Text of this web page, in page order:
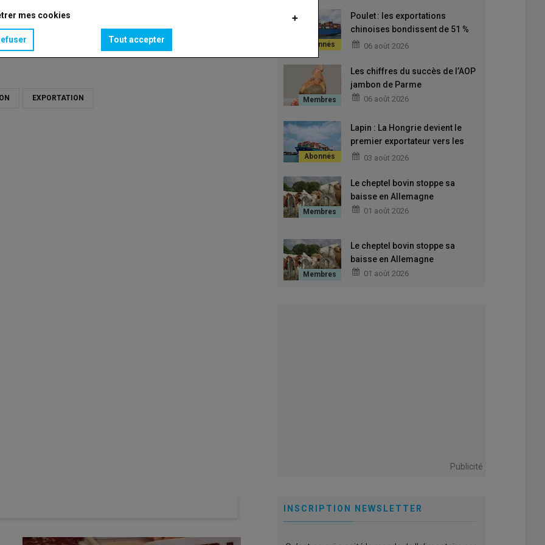
EXPORTATION
Poulet : les exportations
chinoises bondissent de 51 %
début 2026
06 août 2026
Les chiffres du succès de l’AOP
jambon de Parme
06 août 2026
Lapin : La Hongrie devient le
premier exportateur vers les
pays-tiers
03 août 2026
Le cheptel bovin stoppe sa
baisse en Allemagne
01 août 2026
Le cheptel bovin stoppe sa
baisse en Allemagne
01 août 2026
Publicité
INSCRIPTION NEWSLETTER
mes cookies
Tout accepter